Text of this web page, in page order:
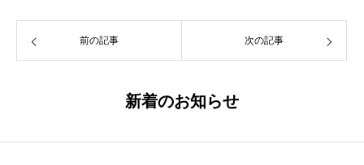
前の記事 次の記事
新着のお知らせ